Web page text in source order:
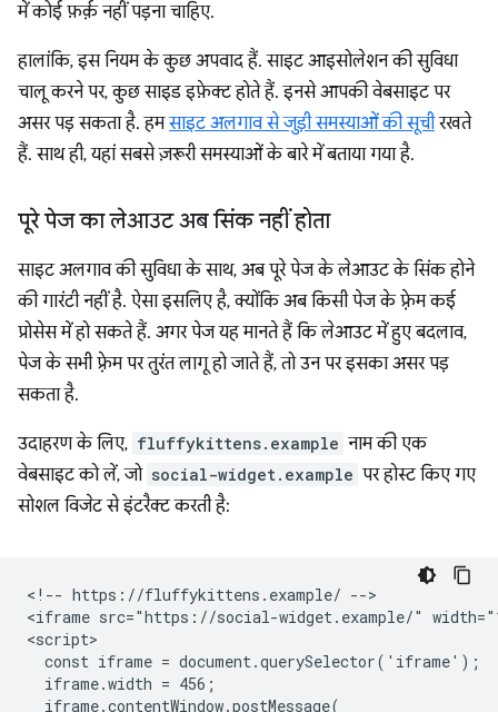
में कोई फ़र्क़ नहीं पड़ना चाहिए.
हालांकि, इस नियम के कुछ अपवाद हैं. साइट आइसोलेशन की सुविधा
चालू करने पर, कुछ साइड इफ़ेक्ट होते हैं. इनसे आपकी वेबसाइट पर
असर पड़ सकता है. हमसाइट अलगाव से जुड़ी समस्याओं की सूचीरखते
हैं. साथ ही, यहां सबसे ज़रूरी समस्याओं के बारे में बताया गया है.
पूरे पेज का लेआउट अब सिंक नहीं होता
साइट अलगाव की सुविधा के साथ, अब पूरे पेज के लेआउट के सिंक होने
की गारंटी नहीं है. ऐसा इसलिए है, क्योंकि अब किसी पेज के फ़्रेम कई
प्रोसेस में हो सकते हैं. अगर पेज यह मानते हैं कि लेआउट में हुए बदलाव,
पेज के सभी फ़्रेम पर तुरंत लागू हो जाते हैं, तो उन पर इसका असर पड़
सकता है.
उदाहरण के लिए, fluffykittens.example नाम की एक
वेबसाइट को लें, जो social-widget.example पर होस्ट किए गए
सोशल विजेट से इंटरैक्ट करती है:
<!-- https://fluffykittens.example/ -->
<iframe src="https://social-widget.example/"
<script>
  const iframe = document.querySelector('iframe');
  iframe.width = 456;
  iframe.contentWindow.postMessage(